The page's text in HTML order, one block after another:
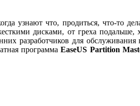
узнают что, продиться, что-то
дисками, от греха
разработчиков для
программаEaseUS Partition